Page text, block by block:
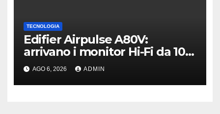
TECNOLOGIA
Edifier Airpulse A80V:
arrivano i monitor Hi-Fi da 100
W con USB Hi-Res
AGO 6, 2026 ADMIN